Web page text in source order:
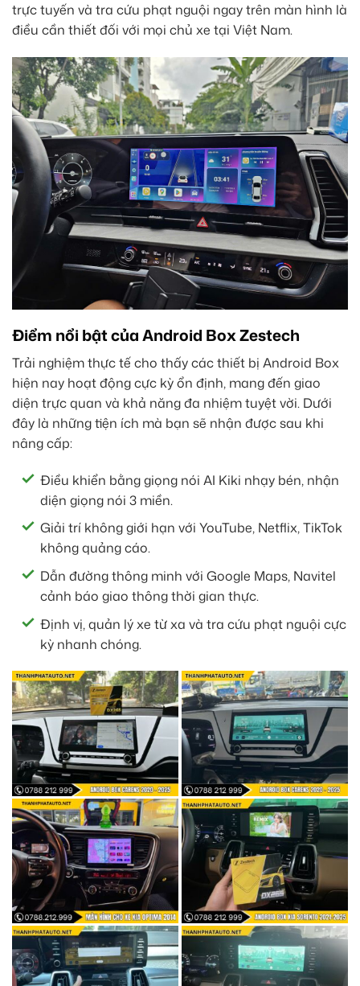
trực tuyến và tra cứu phạt nguội ngay trên màn hình là
điều cần thiết đối với mọi chủ xe tại Việt Nam.
Điểm nổi bật của Android Box Zestech
Trải nghiệm thực tế cho thấy các thiết bị Android Box
hiện nay hoạt động cực kỳ ổn định, mang đến giao
diện trực quan và khả năng đa nhiệm tuyệt vời. Dưới
đây là những tiện ích mà bạn sẽ nhận được sau khi
nâng cấp:
Điều khiển bằng giọng nói AI Kiki nhạy bén, nhận
diện giọng nói 3 miền.
Giải trí không giới hạn với YouTube, Netflix, TikTok
không quảng cáo.
Dẫn đường thông minh với Google Maps, Navitel
cảnh báo giao thông thời gian thực.
Định vị, quản lý xe từ xa và tra cứu phạt nguội cực
kỳ nhanh chóng.